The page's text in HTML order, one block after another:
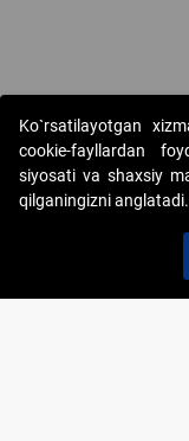
Copyright © 2017-
AJ. Barcha huquqlar
Ko`rsatilayotgan
cookie-fayllardan
siyosati va shaxsiy
qilganingizni anglatadi.